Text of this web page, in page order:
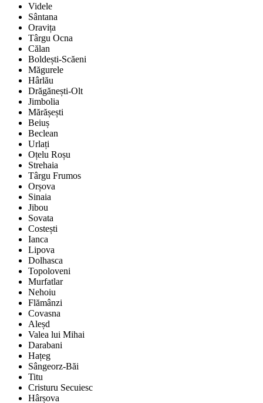
Videle
Sântana
Oravița
Târgu Ocna
Călan
Boldești-Scăeni
Măgurele
Hârlău
Drăgănești-Olt
Jimbolia
Mărășești
Beiuș
Beclean
Urlați
Oțelu Roșu
Strehaia
Târgu Frumos
Orșova
Sinaia
Jibou
Sovata
Costești
Ianca
Lipova
Dolhasca
Topoloveni
Murfatlar
Nehoiu
Flămânzi
Covasna
Aleșd
Valea lui Mihai
Darabani
Hațeg
Sângeorz-Băi
Titu
Cristuru Secuiesc
Hârșova